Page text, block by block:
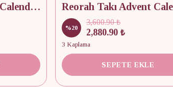
Reorah Takı Advent Calendar 9 Adet
%20
3,600.90 ₺
2,880.90 ₺
3 Kaplama
SEPETE EKLE